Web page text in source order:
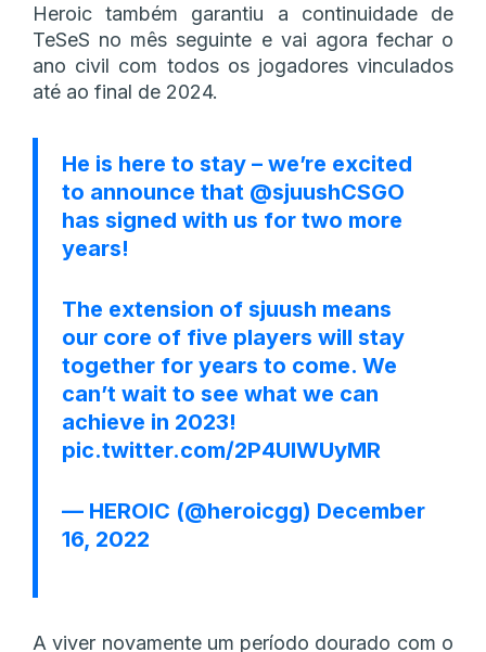
Heroic também garantiu a continuidade de
TeSeS no mês seguinte e vai agora fechar o
ano civil com todos os jogadores vinculados
até ao final de 2024.
He is here to stay – we’re excited
to announce that @sjuushCSGO
has signed with us for two more
years!
The extension of sjuush means
our core of five players will stay
together for years to come. We
can’t wait to see what we can
achieve in 2023!
pic.twitter.com/2P4UlWUyMR
— HEROIC (@heroicgg) December
16, 2022
A viver novamente um período dourado com o